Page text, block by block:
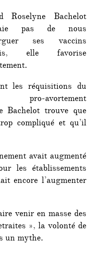
les
Roselyne Bachelot
pas de nous
ses vaccins
elle favorise
les réquisitions du
pro-avortement
Bachelot trouve que
compliqué et qu’il
avait augmenté
les établissements
encore l’augmenter
venir en masse des
», la volonté de
un mythe.